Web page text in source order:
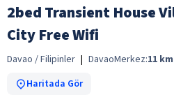
2bed Transient House
City Free Wifi
Davao / Filipinler | DavaoMerkez:11 km
Haritada Gör